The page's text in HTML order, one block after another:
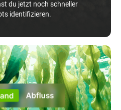
du jetzt noch schneller
identifizieren.